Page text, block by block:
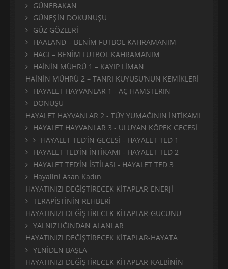
GÜNEBAKAN
GÜNEŞİN DOKUNUŞU
GÜZ GÖZLERİ
HAALAND – BENİM FUTBOL KAHRAMANIM
HAGI – BENİM FUTBOL KAHRAMANIM
HAİNİN MÜHRÜ 1 – KAYIP LİMAN
HAİNİN MÜHRÜ 2 – TANRI KUYUSU’NUN KEMİKLERİ
HAYALET HAYVANLAR 1 - AÇ HAMSTERIN
DÖNÜŞÜ
HAYALET HAYVANLAR 2 - TÜY YUMAĞININ İNTİKAMI
HAYALET HAYVANLAR 3 - ULUYAN KÖPEK GECESİ
HAYALET TED’İN GECESİ - HAYALET TED 1
HAYALET TED’İN İNTİKAMI - HAYALET TED 2
HAYALET TED’İN İSTİLASI - HAYALET TED 3
Hayalini Asan Kadın
HAYATINIZI DEĞİŞTİRECEK KİTAPLAR-ENERJİ
TERAPİSTİNİN REHBERİ
HAYATINIZI DEĞİŞTİRECEK KİTAPLAR-GÜCÜNÜ
YALNIZLIĞINDAN ALANLAR
HAYATINIZI DEĞİŞTİRECEK KİTAPLAR-HAYATA
YENİDEN BAŞLA
HAYATINIZI DEĞİŞTİRECEK KİTAPLAR-KALBİNİN